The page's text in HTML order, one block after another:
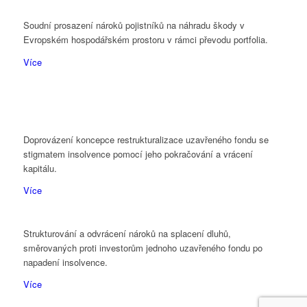
Soudní prosazení nároků pojistníků na náhradu škody v
Evropském hospodářském prostoru v rámci převodu portfolia.
Více
Doprovázení koncepce restrukturalizace uzavřeného fondu se
stigmatem insolvence pomocí jeho pokračování a vrácení
kapitálu.
Více
Strukturování a odvrácení nároků na splacení dluhů,
směrovaných proti investorům jednoho uzavřeného fondu po
napadení insolvence.
Více